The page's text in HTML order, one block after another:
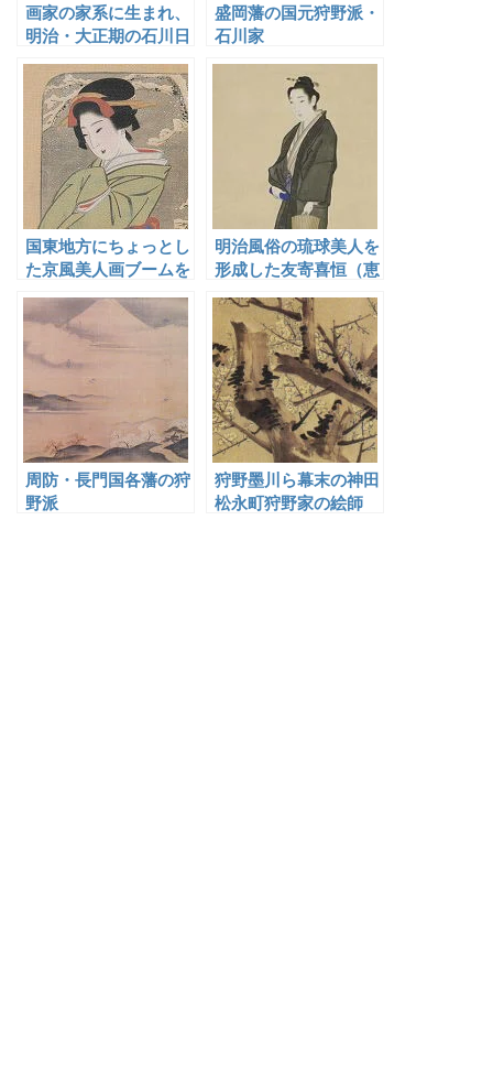
画家の家系に生まれ、
明治・大正期の石川日
本画壇で重鎮として活
躍した中浜松香
盛岡藩の国元狩野派・
石川家
国東地方にちょっとし
た京風美人画ブームを
もたらした吉原真龍
明治風俗の琉球美人を
形成した友寄喜恒（恵
克昌）
周防・長門国各藩の狩
野派
狩野墨川ら幕末の神田
松永町狩野家の絵師